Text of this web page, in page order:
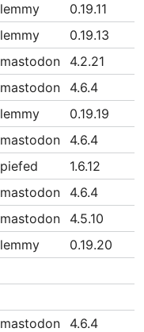
lemmy
0.19.11
lemmy
0.19.13
mastodon
4.2.21
mastodon
4.6.4
lemmy
0.19.19
mastodon
4.6.4
piefed
1.6.12
mastodon
4.6.4
mastodon
4.5.10
lemmy
0.19.20
mastodon
4.6.4